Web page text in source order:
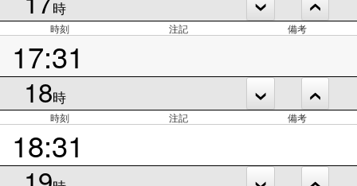
時
時刻 注記 備考
17:31
18時
時刻 注記 備考
18:31